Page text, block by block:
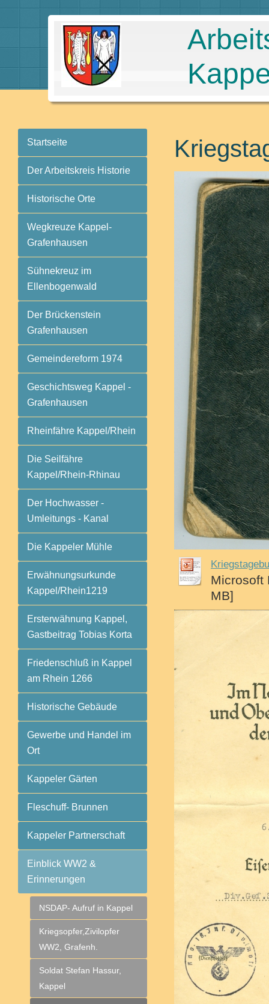
Startseite
Der Arbeitskreis Historie
Historische Orte
Wegkreuze Kappel-
Grafenhausen
Sühnekreuz im
Ellenbogenwald
Der Brückenstein
Grafenhausen
Gemeindereform 1974
Geschichtsweg Kappel -
Grafenhausen
Rheinfähre Kappel/Rhein
Die Seilfähre
Kappel/Rhein-Rhinau
Der Hochwasser -
Umleitungs - Kanal
Die Kappeler Mühle
Erwähnungsurkunde
Kappel/Rhein1219
Ersterwähnung Kappel,
Gastbeitrag Tobias Korta
Friedenschluß in Kappel
am Rhein 1266
Historische Gebäude
Gewerbe und Handel im
Ort
Kappeler Gärten
Fleschuff- Brunnen
Kappeler Partnerschaft
Einblick WW2 &
Erinnerungen
NSDAP- Aufruf in Kappel
Kriegsopfer,Zivilopfer
WW2, Grafenh.
Soldat Stefan Hassur,
Kappel
Microsoft
MB]